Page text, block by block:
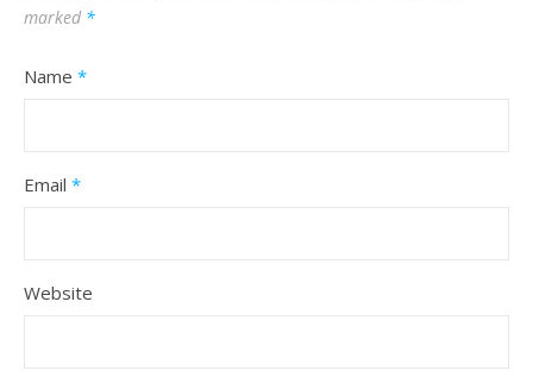
marked *
Name *
Email *
Website